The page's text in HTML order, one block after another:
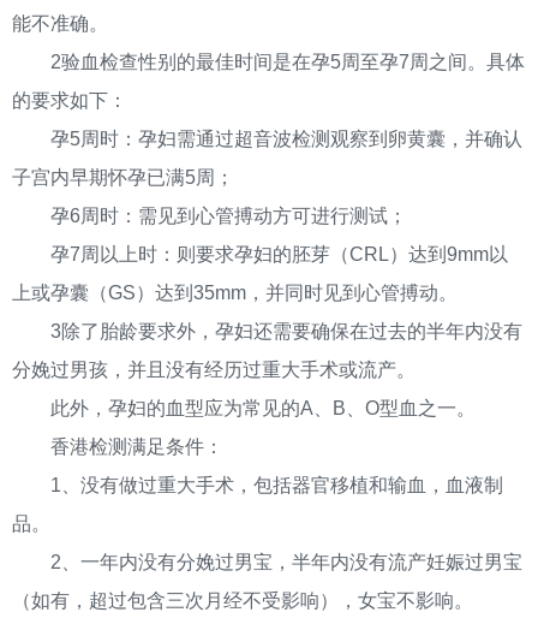
能不准确。
2验血检查性别的最佳时间是在孕5周至孕7周之间。具体
的要求如下：
孕5周时：孕妇需通过超音波检测观察到卵黄囊，并确认
子宫内早期怀孕已满5周；
孕6周时：需见到心管搏动方可进行测试；
孕7周以上时：则要求孕妇的胚芽（CRL）达到9mm以
上或孕囊（GS）达到35mm，并同时见到心管搏动。
3除了胎龄要求外，孕妇还需要确保在过去的半年内没有
分娩过男孩，并且没有经历过重大手术或流产。
此外，孕妇的血型应为常见的A、B、O型血之一。
香港检测满足条件：
1、没有做过重大手术，包括器官移植和输血，血液制
品。
2、一年内没有分娩过男宝，半年内没有流产妊娠过男宝
（如有，超过包含三次月经不受影响），女宝不影响。